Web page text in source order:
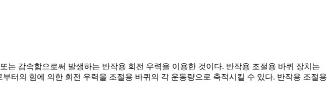
감속함으로써 발생하는 반작용 회전 우력을 이용한 것이다. 반작용 조절용 바퀴 장치는
터의 힘에 의한 회전 우력을 조절용 바퀴의 각 운동량으로 축적시킬 수 있다. 반작용 조절용